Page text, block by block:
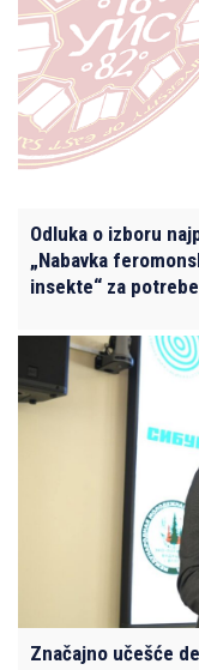
Odluka o izboru
„Nabavka
insekte“ za
Značajno učešće